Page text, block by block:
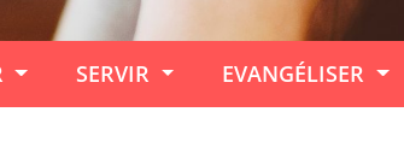
SERVIR EVANGÉLISER